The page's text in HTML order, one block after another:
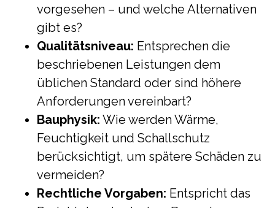
vorgesehen – und welche Alternativen
gibt es?
Qualitätsniveau: Entsprechen die
beschriebenen Leistungen dem
üblichen Standard oder sind höhere
Anforderungen vereinbart?
Bauphysik: Wie werden Wärme,
Feuchtigkeit und Schallschutz
berücksichtigt, um spätere Schäden zu
vermeiden?
Rechtliche Vorgaben: Entspricht das